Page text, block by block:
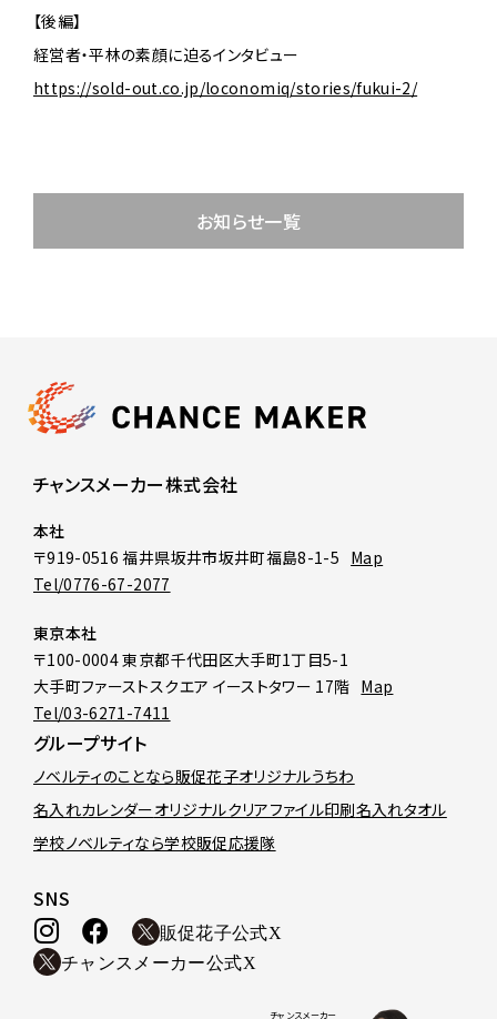
【後編】
経営者・平林の素顔に迫るインタビュー
https://sold-out.co.jp/loconomiq/stories/fukui-2/
お知らせ一覧
チャンスメーカー株式会社
本社
〒919-0516 福井県坂井市坂井町福島8-1-5 Map
Tel/0776-67-2077
東京本社
〒100-0004 東京都千代田区大手町1丁目5-1
大手町ファーストスクエア イーストタワー 17階 Map
Tel/03-6271-7411
グループサイト
ノベルティのことなら販促花子オリジナルうちわ
名入れカレンダーオリジナルクリアファイル印刷名入れタオル
学校ノベルティなら学校販促応援隊
SNS
販促花子公式X
チャンスメーカー公式X
チャンスメーカー